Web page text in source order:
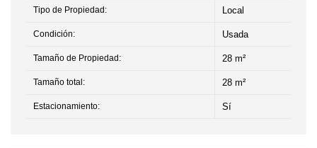
Tipo de Propiedad: Local
Condición: Usada
Tamaño de Propiedad: 28 m²
Tamaño total: 28 m²
Estacionamiento: Sí